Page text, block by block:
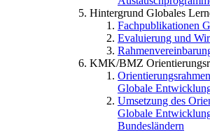
Hintergrund Globales
Fachpublikationen
Evaluierung und
KMK/BMZ
Globale
Umsetzung des
Globale
Bundesländern